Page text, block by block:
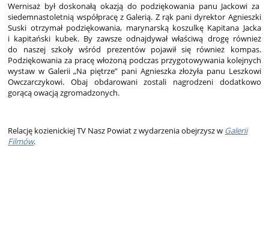
Wernisaż był doskonałą okazją do podziękowania panu Jackowi za
siedemnastoletnią współpracę z Galerią. Z rąk pani dyrektor Agnieszki
Suski otrzymał podziękowania, marynarską koszulkę Kapitana Jacka
i kapitański kubek. By zawsze odnajdywał właściwą drogę również
do naszej szkoły wśród prezentów pojawił się również kompas.
Podziękowania za pracę włożoną podczas przygotowywania kolejnych
wystaw w Galerii „Na piętrze” pani Agnieszka złożyła panu Leszkowi
Owczarczykowi. Obaj obdarowani zostali nagrodzeni dodatkowo
gorącą owacją zgromadzonych.
Relację kozienickiej TV Nasz Powiat z wydarzenia obejrzysz w Galerii
Filmów.